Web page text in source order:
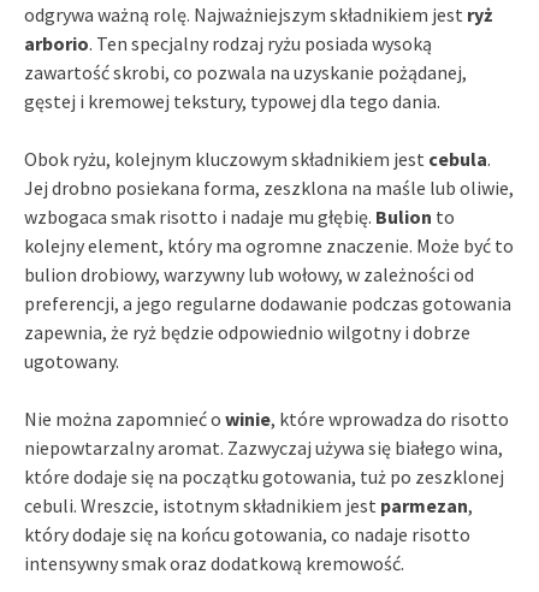
odgrywa ważną rolę. Najważniejszym składnikiem jest ryż
arborio. Ten specjalny rodzaj ryżu posiada wysoką
zawartość skrobi, co pozwala na uzyskanie pożądanej,
gęstej i kremowej tekstury, typowej dla tego dania.
Obok ryżu, kolejnym kluczowym składnikiem jest cebula.
Jej drobno posiekana forma, zeszklona na maśle lub oliwie,
wzbogaca smak risotto i nadaje mu głębię. Bulion to
kolejny element, który ma ogromne znaczenie. Może być to
bulion drobiowy, warzywny lub wołowy, w zależności od
preferencji, a jego regularne dodawanie podczas gotowania
zapewnia, że ryż będzie odpowiednio wilgotny i dobrze
ugotowany.
Nie można zapomnieć o winie, które wprowadza do risotto
niepowtarzalny aromat. Zazwyczaj używa się białego wina,
które dodaje się na początku gotowania, tuż po zeszklonej
cebuli. Wreszcie, istotnym składnikiem jest parmezan,
który dodaje się na końcu gotowania, co nadaje risotto
intensywny smak oraz dodatkową kremowość.